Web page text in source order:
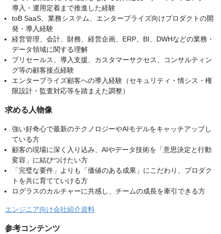
導入・運用定着まで推進した経験
toB SaaS、業務システム、エンタープライズ向けプロダクトの開
発・導入経験
経営管理、会計、財務、経営企画、ERP、BI、DWHなどの業務・
データ領域に関する理解
プリセールス、導入支援、カスタマーサクセス、コンサルティン
グ等の顧客接点経験
エンタープライズ顧客への導入経験（セキュリティ・情シス・権
限設計・監査対応等を踏まえた調整）
求める人物像
強い好奇心で最新のテクノロジーやAIモデルをキャッチアップし
ている方
顧客の現場に深く入り込み、AIやデータ技術を「意思決定と行動
変容」に結びつけたい方
「完璧な要件」よりも「価値のある成果」にこだわり、プロダク
トを共に育てていける方
ログラスのカルチャーに共感し、チームの成長を牽引できる方
エンジニア向け会社紹介資料
参考コンテンツ